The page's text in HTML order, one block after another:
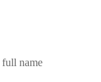
name